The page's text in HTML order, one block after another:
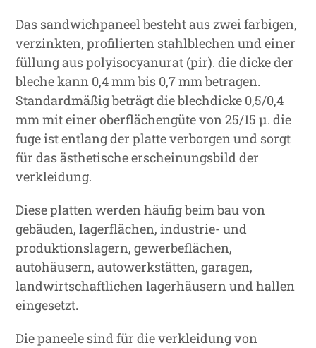
Das sandwichpaneel besteht aus zwei farbigen,
verzinkten, profilierten stahlblechen und einer
füllung aus polyisocyanurat (pir). die dicke der
bleche kann 0,4 mm bis 0,7 mm betragen.
Standardmäßig beträgt die blechdicke 0,5/0,4
mm mit einer oberflächengüte von 25/15 μ. die
fuge ist entlang der platte verborgen und sorgt
für das ästhetische erscheinungsbild der
verkleidung.
Diese platten werden häufig beim bau von
gebäuden, lagerflächen, industrie- und
produktionslagern, gewerbeflächen,
autohäusern, autowerkstätten, garagen,
landwirtschaftlichen lagerhäusern und hallen
eingesetzt.
Die paneele sind für die verkleidung von